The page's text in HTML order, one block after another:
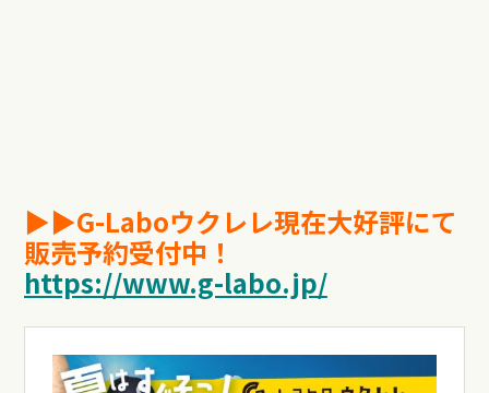
▶︎▶︎G-Laboウクレレ現在大好評にて
販売予約受付中！
https://www.g-labo.jp/